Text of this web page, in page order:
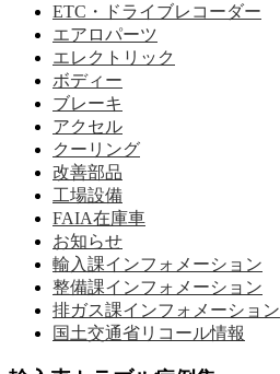
ETC・ドライブレコーダー
エアロパーツ
エレクトリック
ボディー
ブレーキ
アクセル
クーリング
改善部品
工場設備
FAIA在庫車
お知らせ
輸入課インフォメーション
整備課インフォメーション
排ガス課インフォメーション
国土交通省リコール情報